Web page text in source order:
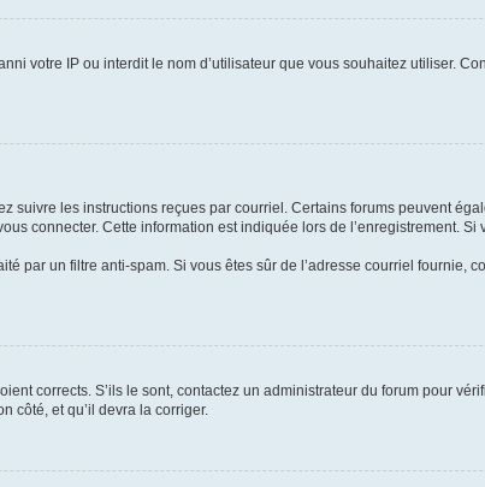
votre IP ou interdit le nom d’utilisateur que vous souhaitez utiliser.
suivre les instructions reçues par courriel. Certains forums peuvent
connecter. Cette information est indiquée lors de l’enregistrement. Si
par un filtre anti-spam. Si vous êtes sûr de l’adresse courriel fournie,
corrects. S’ils le sont, contactez un administrateur du forum pour
côté, et qu’il devra la corriger.